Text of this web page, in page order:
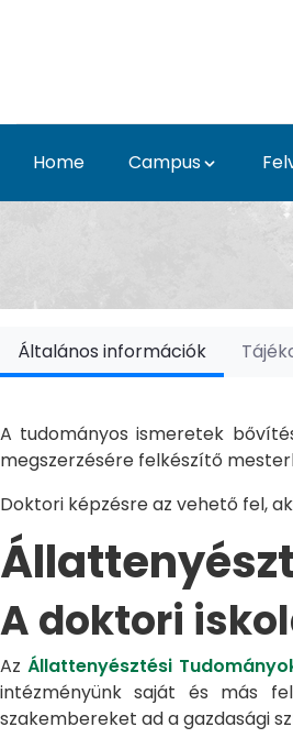
Home Campus
Doktori
Általános információk
A tudományos ismeretek
megszerzésére felkészítő
Doktori képzésre az vehető fel,
A doktori
Az Állattenyésztési
intézményünk saját és más
szakembereket ad a gazdasági